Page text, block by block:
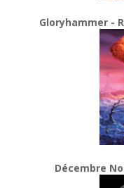
Gloryhammer -
Décembre